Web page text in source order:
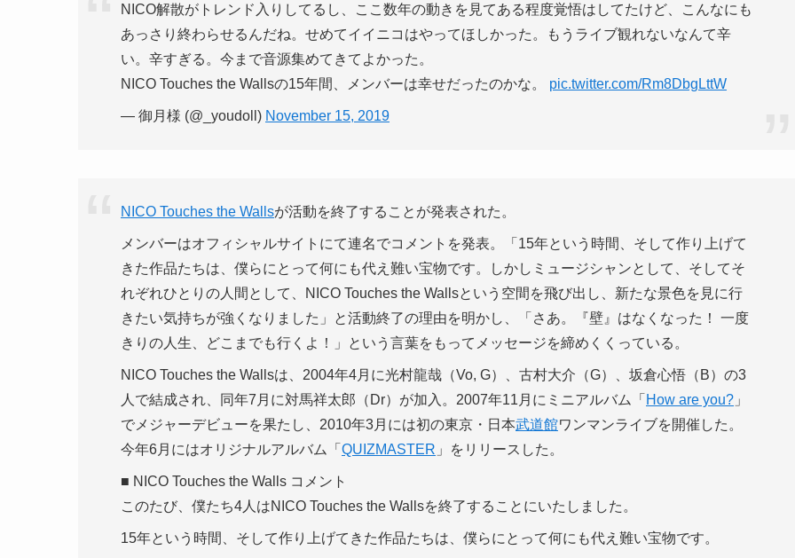
NICO解散がトレンド入りしてるし、ここ数年の動きを見てある程度覚悟はしてたけど、こんなにも
あっさり終わらせるんだね。せめてイイニコはやってほしかった。もうライブ観れないなんて辛
い。辛すぎる。今まで音源集めてきてよかった。
NICO Touches the Wallsの15年間、メンバーは幸せだったのかな。 pic.twitter.com/Rm8DbgLttW
— 御月様 (@_youdoll) November 15, 2019
NICO Touches the Wallsが活動を終了することが発表された。
メンバーはオフィシャルサイトにて連名でコメントを発表。「15年という時間、そして作り上げて
きた作品たちは、僕らにとって何にも代え難い宝物です。しかしミュージシャンとして、そしてそ
れぞれひとりの人間として、NICO Touches the Wallsという空間を飛び出し、新たな景色を見に行
きたい気持ちが強くなりました」と活動終了の理由を明かし、「さあ。『壁』はなくなった！ 一度
きりの人生、どこまでも行くよ！」という言葉をもってメッセージを締めくくっている。
NICO Touches the Wallsは、2004年4月に光村龍哉（Vo, G）、古村大介（G）、坂倉心悟（B）の3
人で結成され、同年7月に対馬祥太郎（Dr）が加入。2007年11月にミニアルバム「 How are you? 」
でメジャーデビューを果たし、2010年3月には初の東京・日本武道館ワンマンライブを開催した。
今年6月にはオリジナルアルバム「 QUIZMASTER 」をリリースした。
■ NICO Touches the Walls コメント
このたび、僕たち4人はNICO Touches the Wallsを終了することにいたしました。
15年という時間、そして作り上げてきた作品たちは、僕らにとって何にも代え難い宝物です。